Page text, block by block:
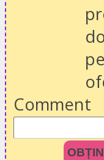
Comment